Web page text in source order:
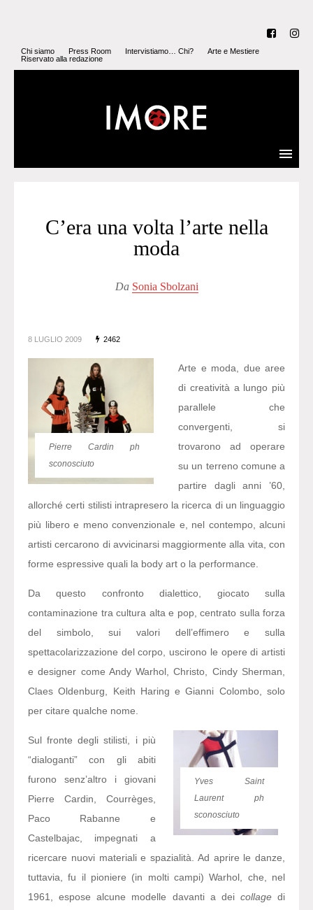
Chi siamo Press Room Intervistiamo… Chi?
Arte e Mestiere
Riservato alla redazione
C’era una volta l’arte nella
moda
Da Sonia Sbolzani
8 LUGLIO 2009 2462
Pierre Cardin ph
sconosciuto
Arte e moda, due aree
di creatività a lungo più
parallele che
convergenti, si
trovarono ad operare
su un terreno comune a
partire dagli anni ’60,
allorché certi stilisti intrapresero la ricerca di un linguaggio
più libero e meno convenzionale e, nel contempo, alcuni
artisti cercarono di avvicinarsi maggiormente alla vita, con
forme espressive quali la body art o la performance.
Da questo confronto dialettico, giocato sulla
contaminazione tra cultura alta e pop, centrato sulla forza
del simbolo, sui valori dell’effimero e sulla
spettacolarizzazione del corpo, uscirono le opere di artisti
e designer come Andy Warhol, Christo, Cindy Sherman,
Claes Oldenburg, Keith Haring e Gianni Colombo, solo
per citare qualche nome.
Yves Saint
Laurent ph
sconosciuto
Sul fronte degli stilisti, i più
“dialoganti” con gli abiti
furono senz’altro i giovani
Pierre Cardin, Courrèges,
Paco Rabanne e
Castelbajac, impegnati a
ricercare nuovi materiali e spazialità. Ad aprire le danze,
tuttavia, fu il pioniere (in molti campi) Warhol, che, nel
1961, espose alcune modelle davanti a dei collagedi